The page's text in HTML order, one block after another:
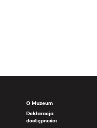
O Muzeum
Deklaracja
dostępności